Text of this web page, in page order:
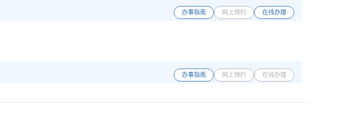
办事指南 网上预约 在线办理
办事指南 网上预约 在线办理